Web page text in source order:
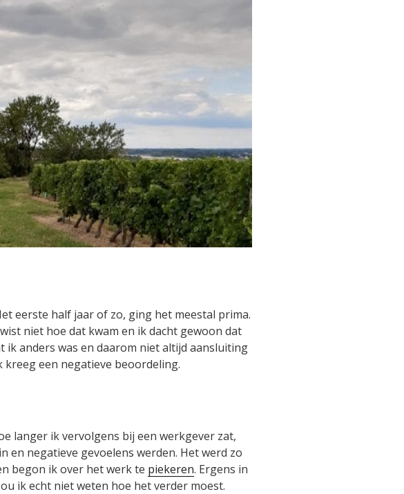
eerste half jaar of zo, ging het meestal prima.
niet hoe dat kwam en ik dacht gewoon dat
ik anders was en daarom niet altijd aansluiting
kreeg een negatieve beoordeling.
langer ik vervolgens bij een werkgever zat,
en negatieve gevoelens werden. Het werd zo
begon ik over het werk te piekeren. Ergens in
ik echt niet weten hoe het verder moest.